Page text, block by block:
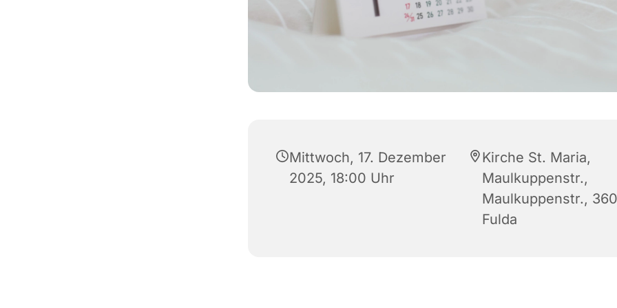
Mittwoch, 17. Dezember
2025, 18:00 Uhr
Kirche St. Maria,
Maulkuppenstr.,
Maulkuppenstr.,
Fulda